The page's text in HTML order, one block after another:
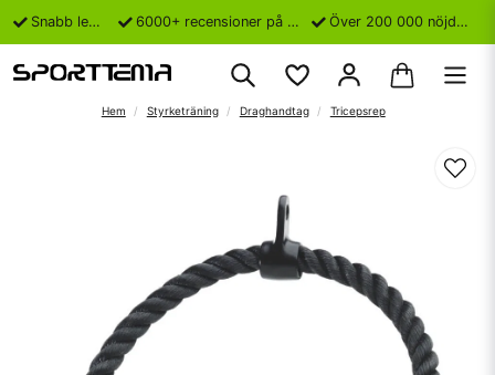
Snabb leverans 6000+ recensioner på Trustpilot Över 200 000 nöjda kunder
Hem Styrketräning Draghandtag Tricepsrep